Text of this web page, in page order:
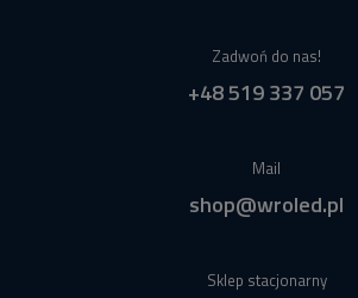
Zadwoń do nas!
+48 519 337 057
Mail
shop@wroled.pl
Sklep stacjonarny